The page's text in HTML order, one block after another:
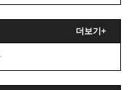
더보기+